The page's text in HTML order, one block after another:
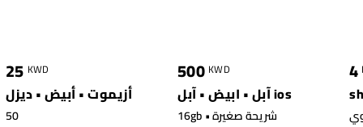
25 KWD
أزيموت • أبيض • ديزل
50
500 KWD
آبل • ابيض • آبل ios
16gb • شريحة صغيرة
4